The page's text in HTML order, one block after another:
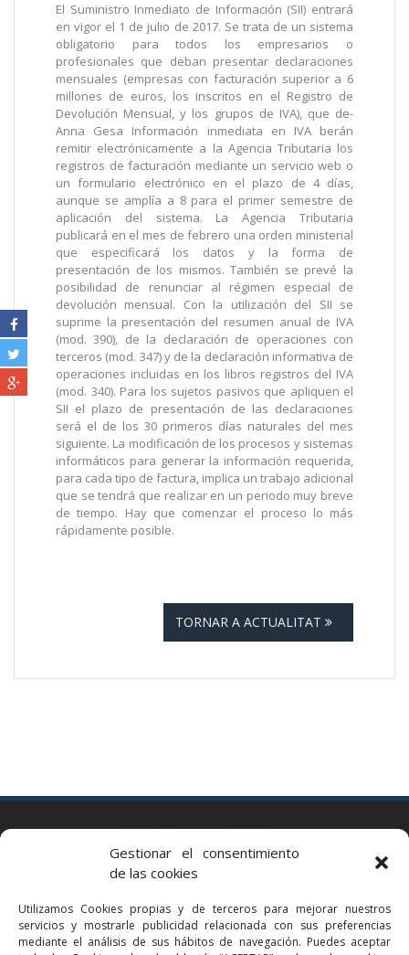
Gestionar el consentimiento
de las cookies
Utilizamos Cookies propias y de terceros para mejorar nuestros
servicios y mostrarle publicidad relacionada con sus preferencias
mediante el análisis de sus hábitos de navegación. Puedes aceptar
El Suministro Inmediato de Información (SII) entrará
en vigor el 1 de julio de 2017. Se trata de un sistema
obligatorio para todos los empresarios o
profesionales que deban presentar declaraciones
mensuales (empresas con facturación superior a 6
millones de euros, los inscritos en el Registro de
Devolución Mensual, y los grupos de IVA), que de­
Anna Gesa Información inmediata en IVA berán
remitir electrónicamente a la Agencia Tributaria los
registros de facturación mediante un servicio web o
un formulario electrónico en el plazo de 4 días,
aunque se amplía a 8 para el primer semestre de
aplicación del sistema. La Agencia Tributaria
publicará en el mes de febrero una orden ministerial
que especificará los datos y la forma de
presentación de los mismos. También se prevé la
posibilidad de renunciar al régimen especial de
devolución mensual. Con la utilización del SII se
suprime la presentación del resumen anual de IVA
(mod. 390), de la declaración de operaciones con
terceros (mod. 347) y de la declaración informativa de
operaciones incluidas en los libros registros del IVA
(mod. 340). Para los sujetos pasivos que apliquen el
SII el plazo de presentación de las declaraciones
será el de los 30 primeros días naturales del mes
siguiente. La modificación de los procesos y sistemas
informáticos para generar la información requerida,
para cada tipo de factura, implica un trabajo adicional
que se tendrá que realizar en un periodo muy breve
de tiempo. Hay que comenzar el proceso lo más
rápidamente posible.
TORNAR A ACTUALITAT
Via Augusta 2 bis, 3º, 08006 Barcelona
bcn@bellavistalegal.eu
GRANOLLERS